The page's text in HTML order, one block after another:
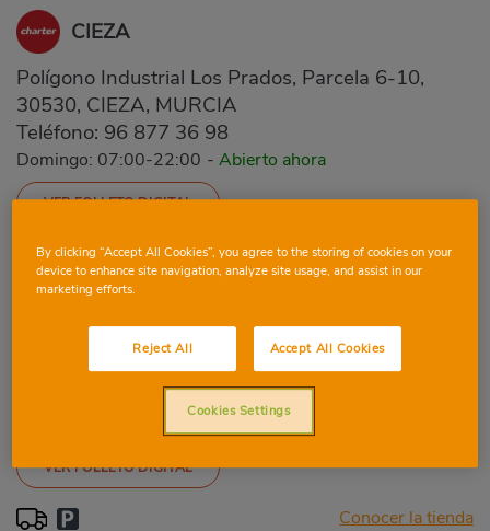
CIEZA
Polígono Industrial Los Prados, Parcela 6-10,
30530, CIEZA, MURCIA
Teléfono: 96 877 36 98
Domingo: 07:00-22:00 - Abierto ahora
VER FOLLETO DIGITAL
Conocer la tienda
MURCIA AVD. DEL PALMAR
Avd. Del Palmar, 30012, Murcia, Murcia
96 878 83 97
VER FOLLETO DIGITAL
Conocer la tienda
By clicking “Accept All Cookies”, you agree to the storing of cookies on your
device to enhance site navigation, analyze site usage, and assist in our
marketing efforts.
Reject All Accept All Cookies
Cookies Settings